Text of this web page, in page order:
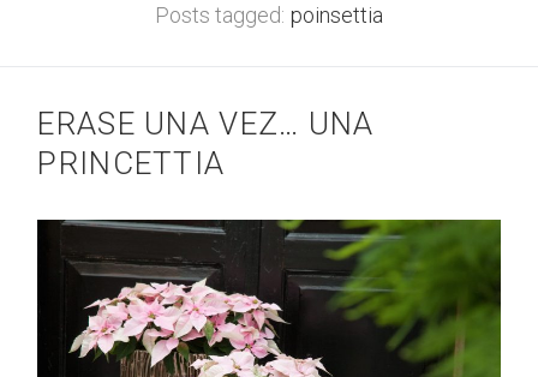
* This field is required
ARTE FLORAL
CULTIVOS
Posts tagged: poinsettia
ERASE UNA VEZ… UNA
PRINCETTIA